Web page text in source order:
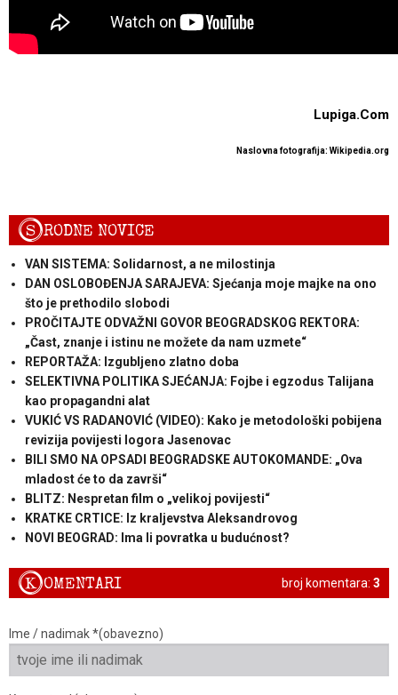
Lupiga.Com
Naslovna fotografija: Wikipedia.org
SRODNE NOVICE
VAN SISTEMA: Solidarnost, a ne milostinja
DAN OSLOBOĐENJA SARAJEVA: Sjećanja moje majke na ono
što je prethodilo slobodi
PROČITAJTE ODVAŽNI GOVOR BEOGRADSKOG REKTORA:
„Čast, znanje i istinu ne možete da nam uzmete“
REPORTAŽA: Izgubljeno zlatno doba
SELEKTIVNA POLITIKA SJEĆANJA: Fojbe i egzodus Talijana
kao propagandni alat
VUKIĆ VS RADANOVIĆ (VIDEO): Kako je metodološki pobijena
revizija povijesti logora Jasenovac
BILI SMO NA OPSADI BEOGRADSKE AUTOKOMANDE: „Ova
mladost će to da završi“
BLITZ: Nespretan film o „velikoj povijesti“
KRATKE CRTICE: Iz kraljevstva Aleksandrovog
NOVI BEOGRAD: Ima li povratka u budućnost?
broj komentara: 3
KOMENTARI
Ime / nadimak *(obavezno)